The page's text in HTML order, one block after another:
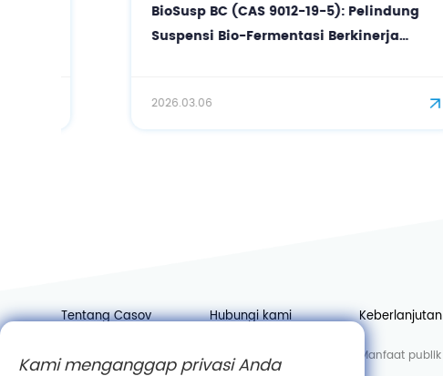
BioSusp BC (CAS 9012-19-5): Pelindung
Suspensi Bio-Fermentasi Berkinerja
Tentang Casov
Berita
Hubungi kami
Bergabunglah dengan
kami
Keberlanjutan
Manfaat publik
Kami menganggap privasi Anda